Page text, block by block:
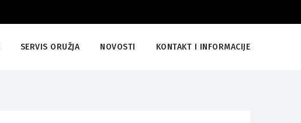
SERVIS ORUŽJA NOVOSTI KONTAKT I INFORMACIJE